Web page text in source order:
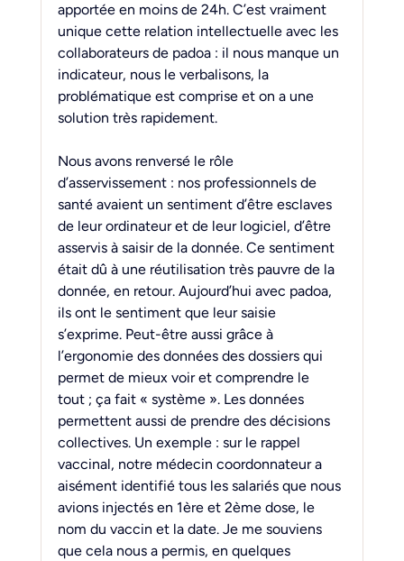
apportée en moins de 24h. C’est vraiment
unique cette relation intellectuelle avec les
collaborateurs de padoa : il nous manque un
indicateur, nous le verbalisons, la
problématique est comprise et on a une
solution très rapidement.
Nous avons renversé le rôle
d’asservissement : nos professionnels de
santé avaient un sentiment d’être esclaves
de leur ordinateur et de leur logiciel, d’être
asservis à saisir de la donnée. Ce sentiment
était dû à une réutilisation très pauvre de la
donnée, en retour. Aujourd’hui avec padoa,
ils ont le sentiment que leur saisie
s’exprime. Peut-être aussi grâce à
l’ergonomie des données des dossiers qui
permet de mieux voir et comprendre le
tout ; ça fait « système ». Les données
permettent aussi de prendre des décisions
collectives. Un exemple : sur le rappel
vaccinal, notre médecin coordonnateur a
aisément identifié tous les salariés que nous
avions injectés en 1ère et 2ème dose, le
nom du vaccin et la date. Je me souviens
que cela nous a permis, en quelques